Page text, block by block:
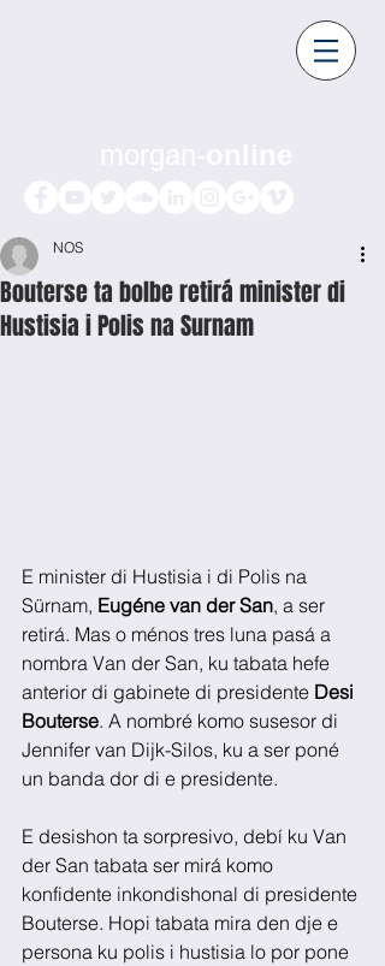
Bouterse ta bolbe retirá minister di
Hustisia i Polis na Surnam
NOS
E minister di Hustisia i di Polis na
Sürnam, Eugéne van der San, a ser
retirá. Mas o ménos tres luna pasá a
nombra Van der San, ku tabata hefe
anterior di gabinete di presidente Desi
Bouterse. A nombré komo susesor di
Jennifer van Dijk-Silos, ku a ser poné
un banda dor di e presidente.
E desishon ta sorpresivo, debí ku Van
der San tabata ser mirá komo
konfidente inkondishonal di presidente
Bouterse. Hopi tabata mira den dje e
persona ku polis i hustisia lo por pone